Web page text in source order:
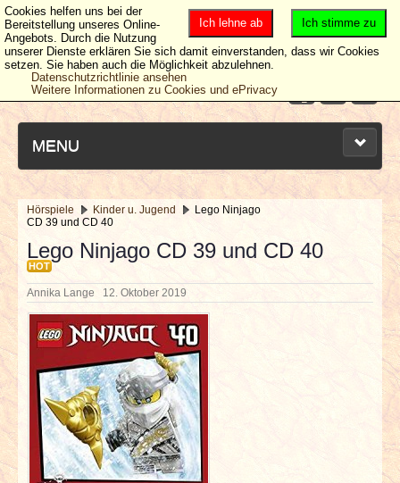
MENU
NEUESTE ARTIKEL
NEWS & DATES
BERICHTE
VERLOSUNGEN
INTERVIEWS
SPECIALS
Hörspiele Kinder u. Jugend
Lego Ninjago
CD 39 und CD 40
Lego Ninjago CD 39 und CD 40
HOT
Annika Lange 12. Oktober 2019
Ich stimme zu
Ich lehne ab
Cookies helfen uns bei der
Bereitstellung unseres Online-
Angebots. Durch die Nutzung
unserer Dienste erklären Sie sich damit einverstanden, dass wir Cookies
setzen. Sie haben auch die Möglichkeit abzulehnen.
Datenschutzrichtlinie ansehen
Weitere Informationen zu Cookies und ePrivacy